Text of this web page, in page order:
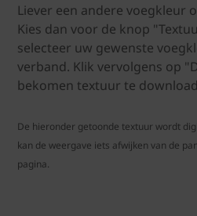
Liever een andere voegkleur
Kies dan voor de knop
selecteer uw gewenste
verband. Klik vervolgens op
bekomen textuur te
De hieronder getoonde textuur wordt
kan de weergave iets afwijken van de
pagina.